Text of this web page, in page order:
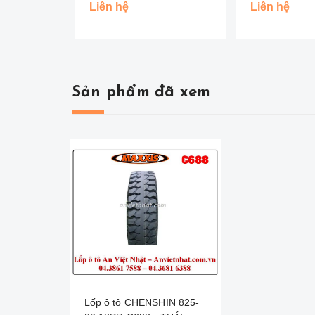
Đồng Tiền )
Liên hệ Liên hệ
Sản phẩm đã xem
Lốp ô tô CHENSHIN 825-